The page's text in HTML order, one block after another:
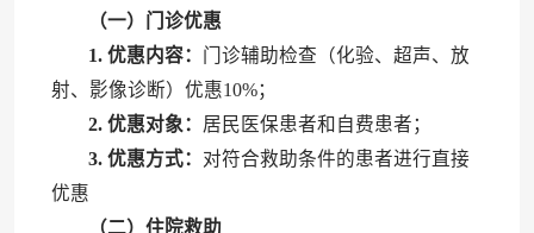
（一）门诊优惠
1. 优惠内容： 门诊辅助检查（化验、超声、放
射、影像诊断）优惠10%；
2. 优惠对象： 居民医保患者和自费患者；
3. 优惠方式： 对符合救助条件的患者进行直接
优惠
（二）住院救助